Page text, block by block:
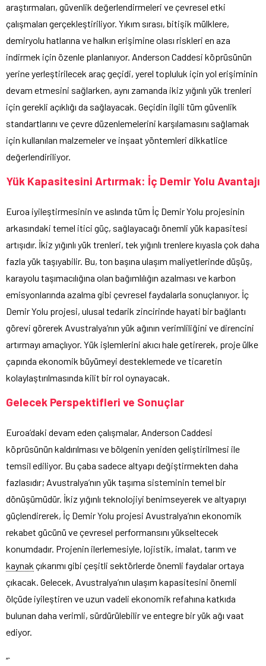
araştırmaları, güvenlik değerlendirmeleri ve çevresel etki
çalışmaları gerçekleştiriliyor. Yıkım sırası, bitişik mülklere,
demiryolu hatlarına ve halkın erişimine olası riskleri en aza
indirmek için özenle planlanıyor. Anderson Caddesi köprüsünün
yerine yerleştirilecek araç geçidi, yerel topluluk için yol erişiminin
devam etmesini sağlarken, aynı zamanda ikiz yığınlı yük trenleri
için gerekli açıklığı da sağlayacak. Geçidin ilgili tüm güvenlik
standartlarını ve çevre düzenlemelerini karşılamasını sağlamak
için kullanılan malzemeler ve inşaat yöntemleri dikkatlice
değerlendiriliyor.
Yük Kapasitesini Artırmak: İç Demir Yolu Avantajı
Euroa iyileştirmesinin ve aslında tüm İç Demir Yolu projesinin
arkasındaki temel itici güç, sağlayacağı önemli yük kapasitesi
artışıdır. İkiz yığınlı yük trenleri, tek yığınlı trenlere kıyasla çok daha
fazla yük taşıyabilir. Bu, ton başına ulaşım maliyetlerinde düşüş,
karayolu taşımacılığına olan bağımlılığın azalması ve karbon
emisyonlarında azalma gibi çevresel faydalarla sonuçlanıyor. İç
Demir Yolu projesi, ulusal tedarik zincirinde hayati bir bağlantı
görevi görerek Avustralya’nın yük ağının verimliliğini ve direncini
artırmayı amaçlıyor. Yük işlemlerini akıcı hale getirerek, proje ülke
çapında ekonomik büyümeyi desteklemede ve ticaretin
kolaylaştırılmasında kilit bir rol oynayacak.
Gelecek Perspektifleri ve Sonuçlar
Euroa’daki devam eden çalışmalar, Anderson Caddesi
köprüsünün kaldırılması ve bölgenin yeniden geliştirilmesi ile
temsil ediliyor. Bu çaba sadece altyapı değiştirmekten daha
fazlasıdır; Avustralya’nın yük taşıma sisteminin temel bir
dönüşümüdür. İkiz yığınlı teknolojiyi benimseyerek ve altyapıyı
güçlendirerek, İç Demir Yolu projesi Avustralya’nın ekonomik
rekabet gücünü ve çevresel performansını yükseltecek
konumdadır. Projenin ilerlemesiyle, lojistik, imalat, tarım ve
kaynak çıkarımı gibi çeşitli sektörlerde önemli faydalar ortaya
çıkacak. Gelecek, Avustralya’nın ulaşım kapasitesini önemli
ölçüde iyileştiren ve uzun vadeli ekonomik refahına katkıda
bulunan daha verimli, sürdürülebilir ve entegre bir yük ağı vaat
ediyor.
“`